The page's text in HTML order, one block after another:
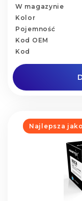
W magazynie
Kolor
Pojemność
Kod OEM
Kod
Najlepsza